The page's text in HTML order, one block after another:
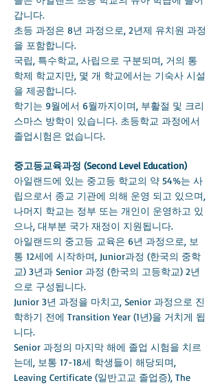
갑니다.
초등 과정은 8년 과정으로, 2년제 유치원 과정
을 포함합니다.
국립, 특수학교, 사립으로 구분되며, 거의 통
학제 학교지만, 몇 개 학교에서는 기숙사 시설
을 제공합니다.
학기는 9월에서 6월까지이며, 부활절 및 크리
스마스 방학이 있습니다. 초등학교 과정에서
졸업시험은 없습니다.
중고등교육과정 (Second Level Education)
아일랜드에 있는 중고등 학교의 약 54%는 사
립으로서 종교 기관에 의해 운영 되고 있으며,
나머지 학교는 정부 또는 개인이 운영하고 있
으나, 대부분 국가 재정이 지원됩니다.
아일랜드의 중고등 교육은 6년 과정으로, 보
통 12세에 시작하며, Junior과정 (한국의 중학
교) 3년과 Senior 과정 (한국의 고등학교) 2년
으로 구성됩니다.
Junior 3년 과정을 마치고, Senior 과정으로 진
학하기 전에 Transition Year (1년)을 거치게 됩
니다.
Senior 과정의 마지막 해에 졸업 시험을 치르
는데, 보통 17-18세 학생들이 해당되며,
Leaving Certificate (일반고교 졸업증), The